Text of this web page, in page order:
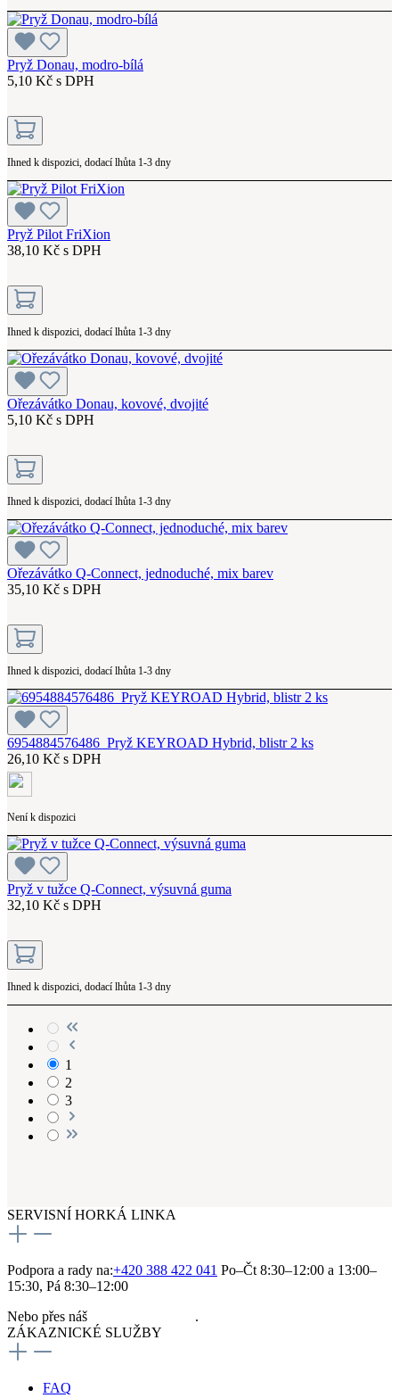
Pryž Donau, modro-bílá
5,10 Kč s DPH
Ihned k dispozici, dodací lhůta 1-3 dny
Pryž Pilot FriXion
38,10 Kč s DPH
Ihned k dispozici, dodací lhůta 1-3 dny
Ořezávátko Donau, kovové, dvojité
5,10 Kč s DPH
Ihned k dispozici, dodací lhůta 1-3 dny
Ořezávátko Q-Connect, jednoduché, mix barev
35,10 Kč s DPH
Ihned k dispozici, dodací lhůta 1-3 dny
6954884576486_Pryž KEYROAD Hybrid, blistr 2 ks
26,10 Kč s DPH
Není k dispozici
Pryž v tužce Q-Connect, výsuvná guma
32,10 Kč s DPH
Ihned k dispozici, dodací lhůta 1-3 dny
1
2
3
SERVISNÍ HORKÁ LINKA
Podpora a rady na:+420 388 422 041 Po–Čt 8:30–12:00 a 13:00–
15:30, Pá 8:30–12:00
Nebo přes náš
.
ZÁKAZNICKÉ SLUŽBY
FAQ